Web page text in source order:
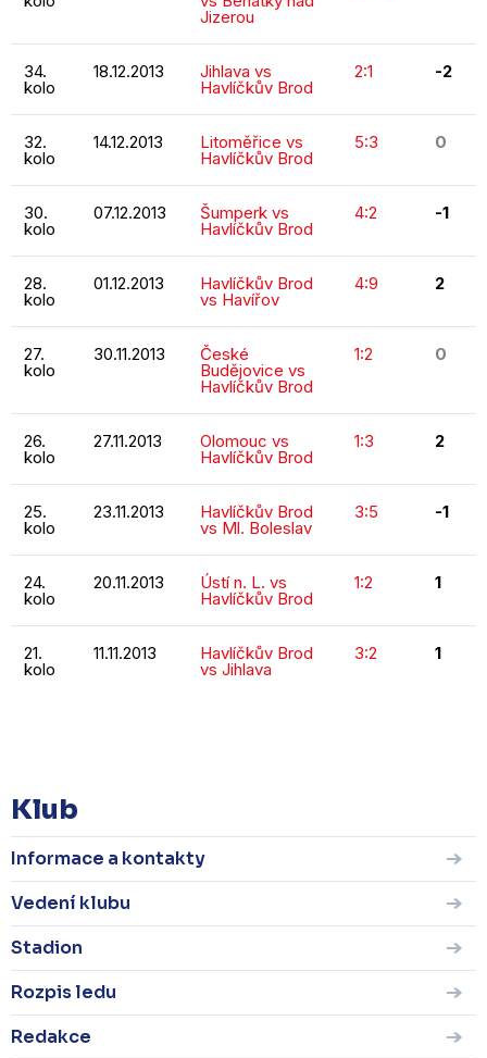
Jizerou
34.
kolo
18.12.2013 Jihlava vs
Havlíčkův Brod
2:1 -2
32.
kolo
14.12.2013 Litoměřice vs
Havlíčkův Brod
5:3 0
30.
kolo
07.12.2013 Šumperk vs
Havlíčkův Brod
4:2 -1
28.
kolo
01.12.2013 Havlíčkův Brod
vs Havířov
4:9 2
27.
kolo
30.11.2013 České
Budějovice vs
Havlíčkův Brod
1:2 0
26.
kolo
27.11.2013 Olomouc vs
Havlíčkův Brod
1:3 2
25.
kolo
23.11.2013 Havlíčkův Brod
vs Ml. Boleslav
3:5 -1
24.
kolo
20.11.2013 Ústí n. L. vs
Havlíčkův Brod
1:2 1
21.
kolo
11.11.2013 Havlíčkův Brod
vs Jihlava
3:2 1
Klub
Informace a kontakty
Vedení klubu
Stadion
Rozpis ledu
Redakce